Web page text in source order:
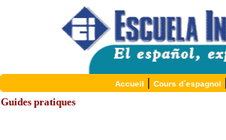
Accueil | Cours d´espagnol
Guides pratiques